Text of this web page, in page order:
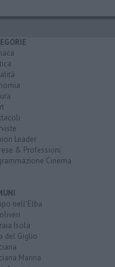
Leader
& Professioni
Cinema
nell'Elba
Isola
del Giglio
Marina